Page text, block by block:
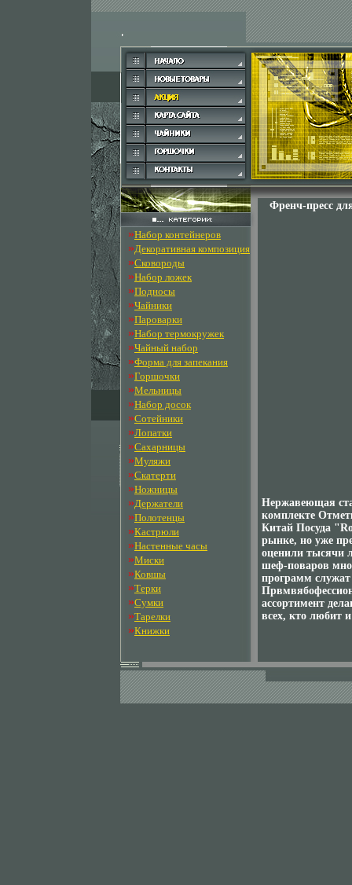
»Набор контейнеров
»Декоративная композиция
»Сковороды
»Набор ложек
»Подносы
»Чайники
»Пароварки
»Набор термокружек
»Чайный набор
»Форма для запекания
»Горшочки
»Мельницы
»Набор досок
»Сотейники
»Лопатки
»Сахарницы
»Муляжи
»Скатерти
»Ножницы
»Держатели
»Полотенцы
»Кастрюли
»Настенные часы
»Миски
»Ковшы
»Терки
»Сумки
»Тарелки
»Книжки
Френч-пресс
Нержавеющая
комплекте
Китай Посуда
рынке, но уже
оценили тысячи
шеф-поваров
программ
ассортимент
всех, кто любит